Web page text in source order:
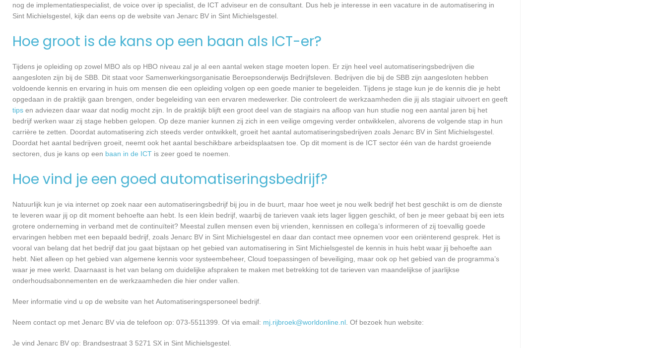
nog de implementatiespecialist, de voice over ip specialist, de ICT adviseur en de consultant. Dus heb je interesse in een vacature in de automatisering in
Sint Michielsgestel, kijk dan eens op de website van Jenarc BV in Sint Michielsgestel.
Hoe groot is de kans op een baan als ICT-er?
Tijdens je opleiding op zowel MBO als op HBO niveau zal je al een aantal weken stage moeten lopen. Er zijn heel veel automatiseringsbedrijven die
aangesloten zijn bij de SBB. Dit staat voor Samenwerkingsorganisatie Beroepsonderwijs Bedrijfsleven. Bedrijven die bij de SBB zijn aangesloten hebben
voldoende kennis en ervaring in huis om mensen die een opleiding volgen op een goede manier te begeleiden. Tijdens je stage kun je de kennis die je hebt
opgedaan in de praktijk gaan brengen, onder begeleiding van een ervaren medewerker. Die controleert de werkzaamheden die jij als stagiair uitvoert en geeft
tips en adviezen daar waar dat nodig mocht zijn. In de praktijk blijft een groot deel van de stagiairs na afloop van hun studie nog een aantal jaren bij het
bedrijf werken waar zij stage hebben gelopen. Op deze manier kunnen zij zich in een veilige omgeving verder ontwikkelen, alvorens de volgende stap in hun
carrière te zetten. Doordat automatisering zich steeds verder ontwikkelt, groeit het aantal automatiseringsbedrijven zoals Jenarc BV in Sint Michielsgestel.
Doordat het aantal bedrijven groeit, neemt ook het aantal beschikbare arbeidsplaatsen toe. Op dit moment is de ICT sector één van de hardst groeiende
sectoren, dus je kans op een baan in de ICT is zeer goed te noemen.
Hoe vind je een goed automatiseringsbedrijf?
Natuurlijk kun je via internet op zoek naar een automatiseringsbedrijf bij jou in de buurt, maar hoe weet je nou welk bedrijf het best geschikt is om de dienste
te leveren waar jij op dit moment behoefte aan hebt. Is een klein bedrijf, waarbij de tarieven vaak iets lager liggen geschikt, of ben je meer gebaat bij een iets
grotere onderneming in verband met de continuïteit? Meestal zullen mensen even bij vrienden, kennissen en collega’s informeren of zij toevallig goede
ervaringen hebben met een bepaald bedrijf, zoals Jenarc BV in Sint Michielsgestel en daar dan contact mee opnemen voor een oriënterend gesprek. Het is
vooral van belang dat het bedrijf dat jou gaat bijstaan op het gebied van automatisering in Sint Michielsgestel de kennis in huis hebt waar jij behoefte aan
hebt. Niet alleen op het gebied van algemene kennis voor systeembeheer, Cloud toepassingen of beveiliging, maar ook op het gebied van de programma’s
waar je mee werkt. Daarnaast is het van belang om duidelijke afspraken te maken met betrekking tot de tarieven van maandelijkse of jaarlijkse
onderhoudsabonnementen en de werkzaamheden die hier onder vallen.
Meer informatie vind u op de website van het Automatiseringspersoneel bedrijf.
Neem contact op met Jenarc BV via de telefoon op: 073-5511399. Of via email: mj.rijbroek@worldonline.nl . Of bezoek hun website:
Je vind Jenarc BV op: Brandsestraat 3 5271 SX in Sint Michielsgestel.